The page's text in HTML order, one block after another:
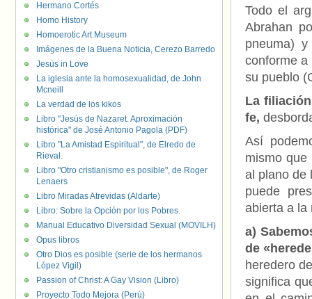
Todo el
Abrahan
pneuma)
conforme
su pueblo
La
fe,
Así
mismo que
al plano de
puede
abierta a la
a)
de
heredero
significa
Hermano Cortés
Homo History
Homoerotic Art Museum
Imágenes de la Buena Noticia, Cerezo Barredo
Jesús in Love
La iglesia ante la homosexualidad, de John
Mcneill
La verdad de los kikos
Libro "Jesús de Nazaret. Aproximación
histórica" de José Antonio Pagola (PDF)
Libro "La Amistad Espiritual", de Elredo de
Rieval.
Libro "Otro cristianismo es posible", de Roger
Lenaers
Libro Miradas Atrevidas (Aldarte)
Libro: Sobre la Opción por los Pobres.
Manual Educativo Diversidad Sexual (MOVILH)
Opus libros
Otro Dios es posible (serie de los hermanos
López Vigil)
Passion of Christ: A Gay Vision (Libro)
Proyecto Todo Mejora (Perú)